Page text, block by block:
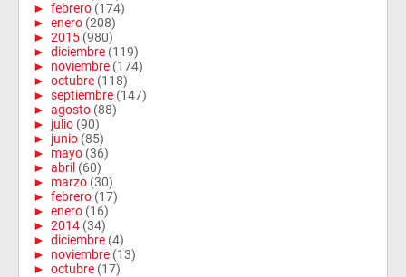
► febrero (174)
► enero (208)
► 2015 (980)
► diciembre (119)
► noviembre (174)
► octubre (118)
► septiembre (147)
► agosto (88)
► julio (90)
► junio (85)
► mayo (36)
► abril (60)
► marzo (30)
► febrero (17)
► enero (16)
► 2014 (34)
► diciembre (4)
► noviembre (13)
► octubre (17)